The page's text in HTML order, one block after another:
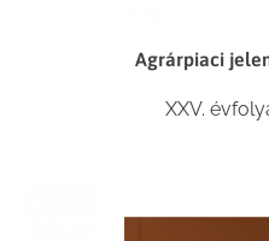
Agrárpiaci
XXV.